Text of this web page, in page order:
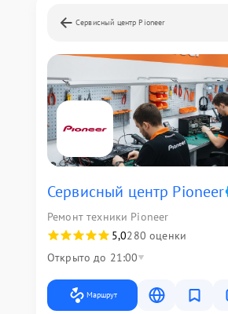
Сервисный центр Pioneer
Сервисный центр Pioneer
Ремонт техники Pioneer
5,0280 оценки
Открыто до 21:00
Маршрут